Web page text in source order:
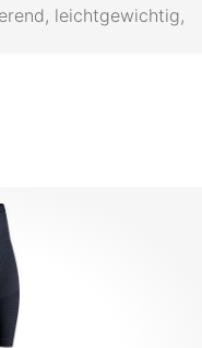
leichtgewichtig,